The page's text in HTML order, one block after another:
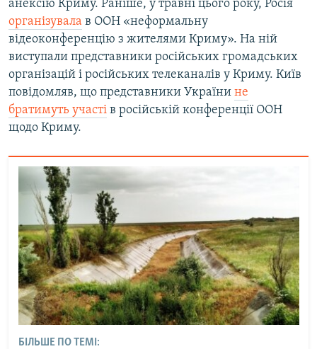
анексію Криму. Раніше, у травні цього року, Росія
організувала в ООН «неформальну
відеоконференцію з жителями Криму». На ній
виступали представники російських громадських
організацій і російських телеканалів у Криму. Київ
повідомляв, що представники України не
братимуть участі в російській конференції ООН
щодо Криму.
БІЛЬШЕ ПО ТЕМІ: